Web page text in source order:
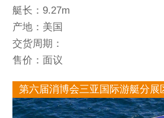
艇长：9.27m
产地：美国
交货周期：
售价：面议
第六届消博会三亚国际游艇分展